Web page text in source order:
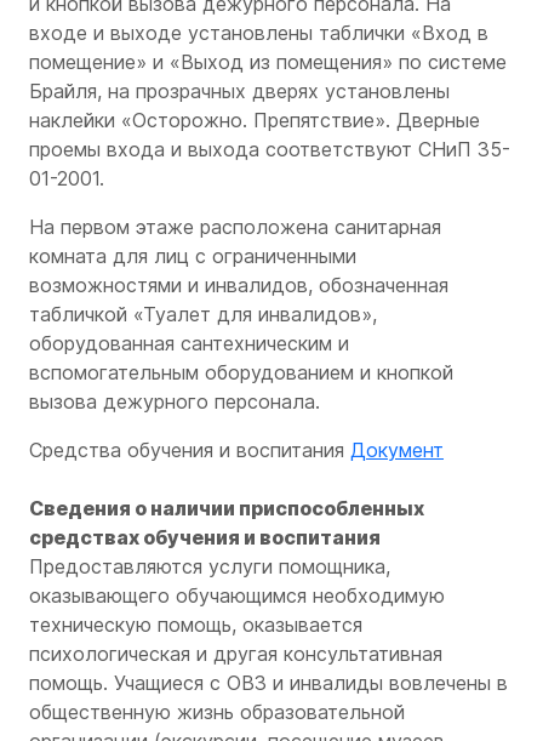
входе и выходе установлены таблички «Вход в
помещение» и «Выход из помещения» по системе
Брайля, на прозрачных дверях установлены
наклейки «Осторожно. Препятствие». Дверные
проемы входа и выхода соответствуют СНиП 35-
01-2001.
На первом этаже расположена санитарная
комната для лиц с ограниченными
возможностями и инвалидов, обозначенная
табличкой «Туалет для инвалидов»,
оборудованная сантехническим и
вспомогательным оборудованием и кнопкой
вызова дежурного персонала.
Средства обучения и воспитания Документ
Сведения о наличии приспособленных
средствах обучения и воспитания
Предоставляются услуги помощника,
оказывающего обучающимся необходимую
техническую помощь, оказывается
психологическая и другая консультативная
помощь. Учащиеся с ОВЗ и инвалиды вовлечены в
общественную жизнь образовательной